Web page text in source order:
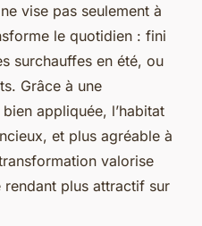
vise pas seulement à
le quotidien : fini
surchauffes en été, ou
Grâce à une
bien appliquée, l’habitat
et plus agréable à
valorise
plus attractif sur